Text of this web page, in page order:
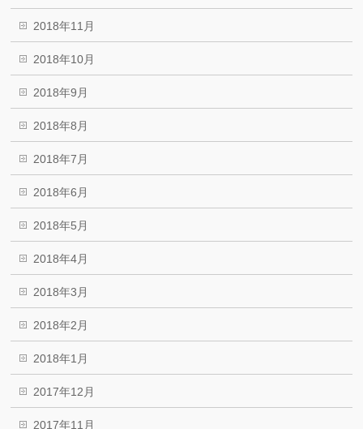
2018年11月
2018年10月
2018年9月
2018年8月
2018年7月
2018年6月
2018年5月
2018年4月
2018年3月
2018年2月
2018年1月
2017年12月
2017年11月